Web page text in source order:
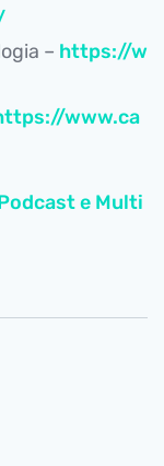
– https://w
www.ca
e Multi